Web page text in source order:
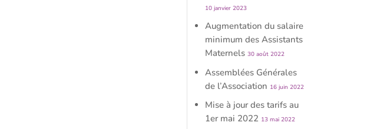
10 janvier 2023
Augmentation du salaire
minimum des Assistants
Maternels 30 août 2022
Assemblées Générales
de l’Association 16 juin 2022
Mise à jour des tarifs au
1er mai 2022 13 mai 2022